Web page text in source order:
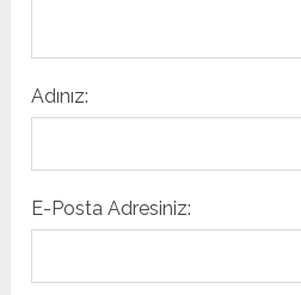
Adınız:
E-Posta Adresiniz: